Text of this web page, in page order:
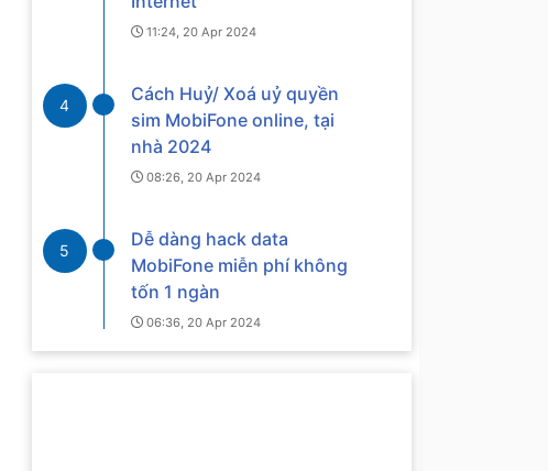
11:24, 20 Apr 2024
4
Cách Huỷ/ Xoá uỷ quyền
sim MobiFone online, tại
nhà 2024
08:26, 20 Apr 2024
5
Dễ dàng hack data
MobiFone miễn phí không
tốn 1 ngàn
06:36, 20 Apr 2024